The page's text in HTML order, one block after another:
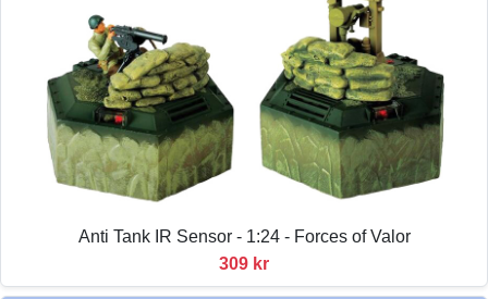
Anti Tank IR Sensor - 1:24 - Forces of Valor
309 kr